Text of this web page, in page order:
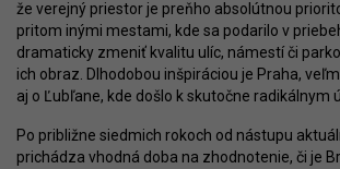
že verejný priestor je preňho absolútnou
pritom inými mestami, kde sa podarilo v
dramaticky zmeniť kvalitu ulíc, námestí či
ich obraz. Dlhodobou inšpiráciou je Praha,
aj o Ľubľane, kde došlo k skutočne radikálnym
Po približne siedmich rokoch od nástupu
prichádza vhodná doba na zhodnotenie, či je